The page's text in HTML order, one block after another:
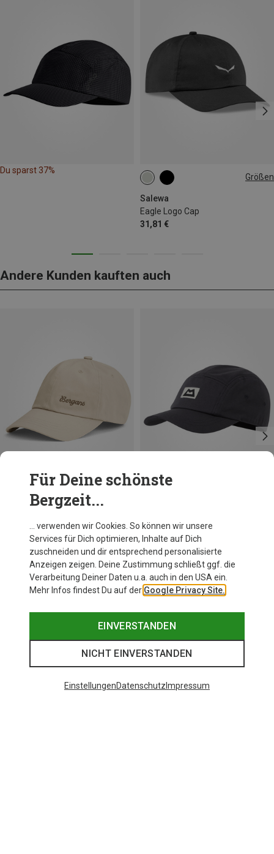
Du sparst 37%
Größen
Salewa
Eagle Logo Cap
31,81 €
ONE SIZE
Andere Kunden kauften auch
Du sparst 33%
Für Deine schönste
Bergzeit...
… verwenden wir Cookies. So können wir unsere
Services für Dich optimieren, Inhalte auf Dich
zuschneiden und dir entsprechend personalisierte
Anzeigen zeigen. Deine Zustimmung schließt ggf. die
Verarbeitung Deiner Daten u.a. auch in den USA ein.
Mehr Infos findest Du auf der Google Privacy Site.
EINVERSTANDEN
NICHT EINVERSTANDEN
EinstellungenDatenschutz Impressum